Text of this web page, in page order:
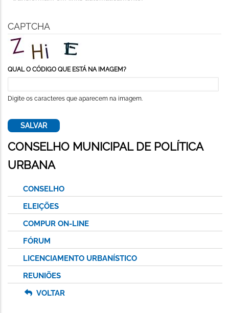
CAPTCHA
QUAL O CÓDIGO QUE ESTÁ NA IMAGEM?
Digite os caracteres que aparecem na imagem.
CONSELHO MUNICIPAL DE POLÍTICA
URBANA
CONSELHO
ELEIÇÕES
COMPUR ON-LINE
FÓRUM
LICENCIAMENTO URBANÍSTICO
REUNIÕES
VOLTAR